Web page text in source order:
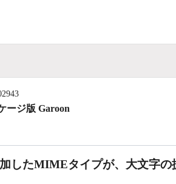
ージ版 Garoon
したMIMEタイプが、大文字の